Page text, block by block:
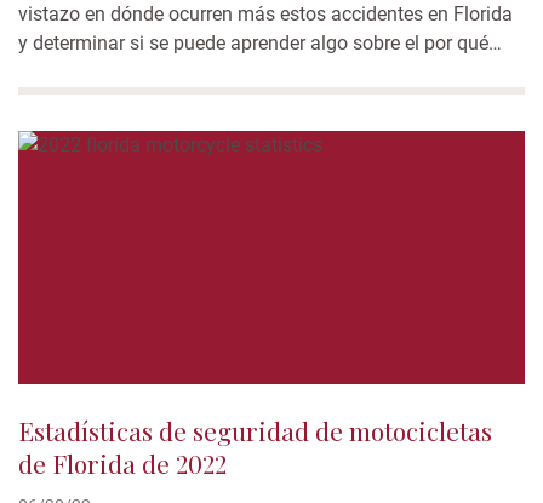
vistazo en dónde ocurren más estos accidentes en Florida
y determinar si se puede aprender algo sobre el por qué
Estadísticas de seguridad de motocicletas
de Florida de 2022